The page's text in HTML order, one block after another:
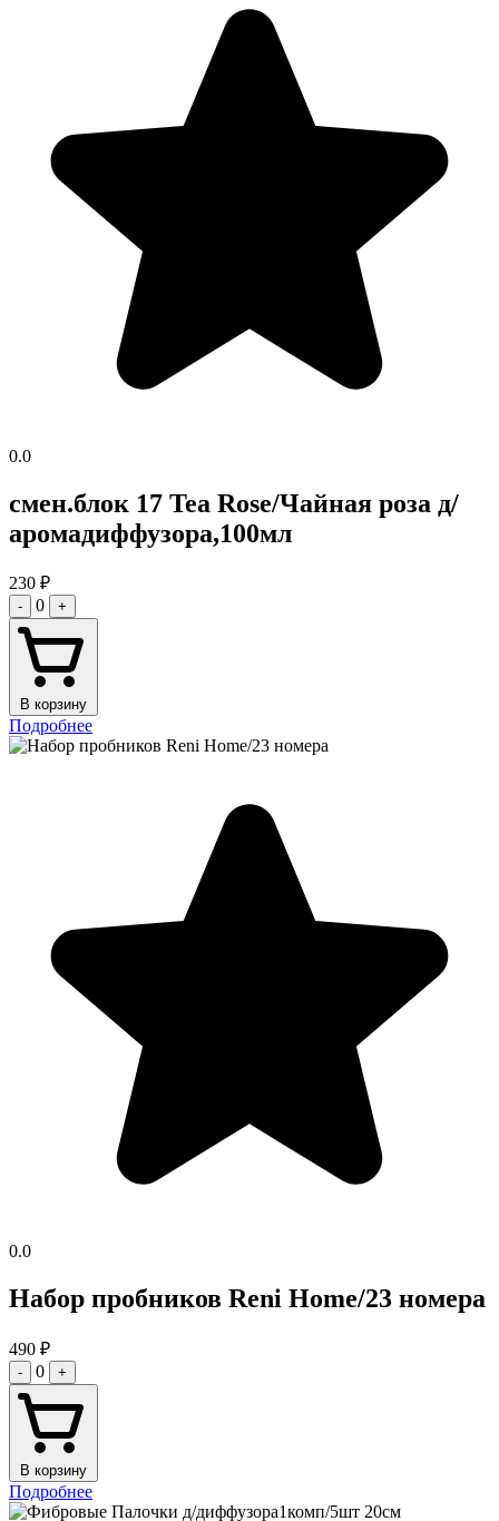
0.0
смен.блок 17 Tea Rose/Чайная роза д/
аромадиффузора,100мл
230 ₽
- 0 +
В корзину
Подробнее
0.0
Набор пробников Reni Home/23 номера
490 ₽
- 0 +
В корзину
Подробнее